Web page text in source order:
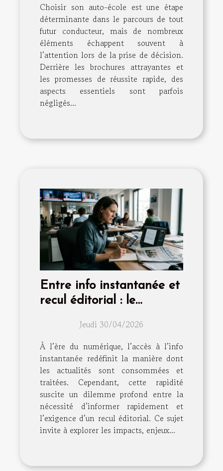
Choisir son auto-école est une étape
déterminante dans le parcours de tout
futur conducteur, mais de nombreux
éléments échappent souvent à
l’attention lors de la prise de décision.
Derrière les brochures attrayantes et
les promesses de réussite rapide, des
aspects essentiels sont parfois
négligés...
Entre info instantanée et
recul éditorial : le
Jeudi 30/04/2026
À l’ère du numérique, l’accès à l’info
instantanée redéfinit la manière dont
les actualités sont consommées et
traitées. Cependant, cette rapidité
suscite un dilemme profond entre la
nécessité d’informer rapidement et
l’exigence d’un recul éditorial. Ce sujet
invite à explorer les impacts, enjeux...